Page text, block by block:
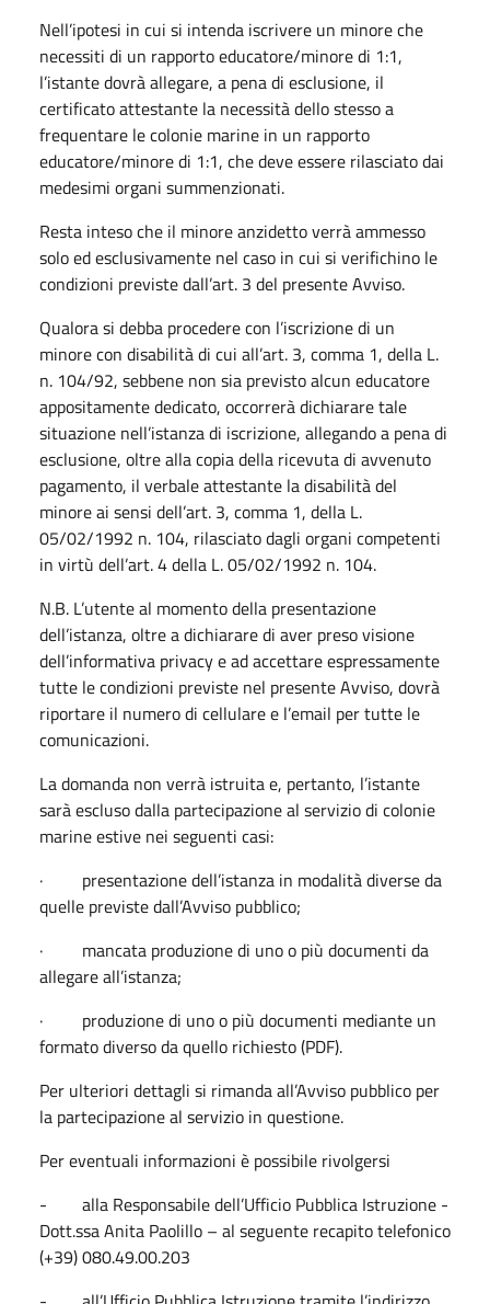
Nell’ipotesi in cui si intenda iscrivere un minore che
necessiti di un rapporto educatore/minore di 1:1,
l’istante dovrà allegare, a pena di esclusione, il
certificato attestante la necessità dello stesso a
frequentare le colonie marine in un rapporto
educatore/minore di 1:1, che deve essere rilasciato dai
medesimi organi summenzionati.
Resta inteso che il minore anzidetto verrà ammesso
solo ed esclusivamente nel caso in cui si verifichino le
condizioni previste dall’art. 3 del presente Avviso.
Qualora si debba procedere con l’iscrizione di un
minore con disabilità di cui all’art. 3, comma 1, della L.
n. 104/92, sebbene non sia previsto alcun educatore
appositamente dedicato, occorrerà dichiarare tale
situazione nell’istanza di iscrizione, allegando a pena di
esclusione, oltre alla copia della ricevuta di avvenuto
pagamento, il verbale attestante la disabilità del
minore ai sensi dell’art. 3, comma 1, della L.
05/02/1992 n. 104, rilasciato dagli organi competenti
in virtù dell’art. 4 della L. 05/02/1992 n. 104.
N.B. L’utente al momento della presentazione
dell’istanza, oltre a dichiarare di aver preso visione
dell’informativa privacy e ad accettare espressamente
tutte le condizioni previste nel presente Avviso, dovrà
riportare il numero di cellulare e l’email per tutte le
comunicazioni.
La domanda non verrà istruita e, pertanto, l’istante
sarà escluso dalla partecipazione al servizio di colonie
marine estive nei seguenti casi:
· presentazione dell’istanza in modalità diverse da
quelle previste dall’Avviso pubblico;
· mancata produzione di uno o più documenti da
allegare all’istanza;
· produzione di uno o più documenti mediante un
formato diverso da quello richiesto (PDF).
Per ulteriori dettagli si rimanda all’Avviso pubblico per
la partecipazione al servizio in questione.
Per eventuali informazioni è possibile rivolgersi
- alla Responsabile dell’Ufficio Pubblica Istruzione -
Dott.ssa Anita Paolillo – al seguente recapito telefonico
(+39) 080.49.00.203